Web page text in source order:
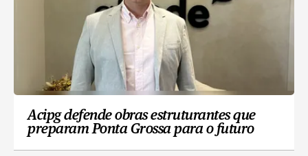
Acipg defende obras estruturantes que
preparam Ponta Grossa para o futuro